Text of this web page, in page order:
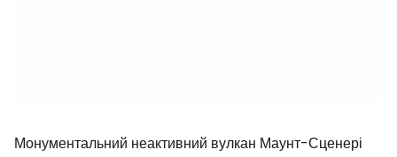
Монументальний неактивний вулкан Маунт-Сценері